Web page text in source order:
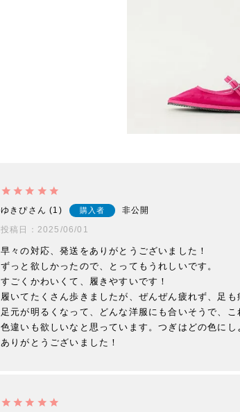
ゆきぴ 1 購入者
非公開
投稿日
2025/06/01
早々の対応、発送をありがとうございました！
ずっと欲しかったので、とってもうれしいです。
すごくかわいくて、履きやすいです！
履いてたくさん歩きましたが、ぜんぜん疲れず、足
足元が明るくなって、どんな洋服にも合いそうで、こ
色違いも欲しいなと思っています。つぎはどの色にし
ありがとうございました！